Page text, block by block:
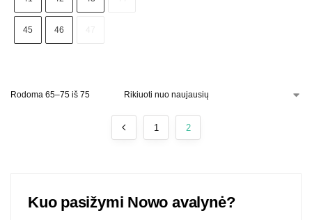
45 46
Rodoma 65–75 iš 75
1 2
Kuo pasižymi Nowo avalynė?